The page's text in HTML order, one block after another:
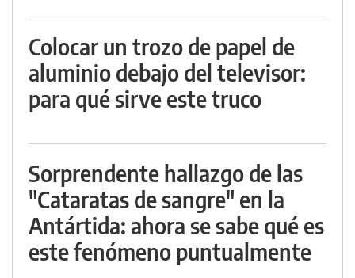
Colocar un trozo de papel de
aluminio debajo del televisor:
para qué sirve este truco
Sorprendente hallazgo de las
"Cataratas de sangre" en la
Antártida: ahora se sabe qué es
este fenómeno puntualmente